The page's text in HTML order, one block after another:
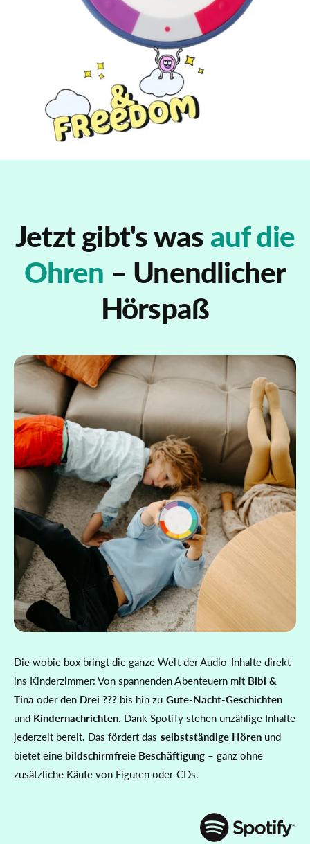
Jetzt gibt's was auf die
Ohren – Unendlicher
Hörspaß
Die wobie box bringt die ganze Welt der Audio-Inhalte direkt
ins Kinderzimmer: Von spannenden Abenteuern mit Bibi &
Tinaoder den Drei ??? bis hin zu Gute-Nacht-Geschichten
und Kindernachrichten. Dank Spotify stehen unzählige Inhalte
jederzeit bereit. Das fördert das selbstständige Hören und
bietet eine bildschirmfreie Beschäftigung – ganz ohne
zusätzliche Käufe von Figuren oder CDs.